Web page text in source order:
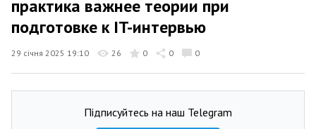
практика важнее теории при
подготовке к IT-интервью
29 січня 2025 19:10 26 0 0 0
Підписуйтесь на наш Telegram